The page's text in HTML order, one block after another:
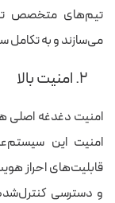
تیم‌های متخصص
می‌سازند و به
۲. امنیت بالا
امنیت دغدغه اصلی
امنیت این
قابلیت‌های احراز
و دسترسی